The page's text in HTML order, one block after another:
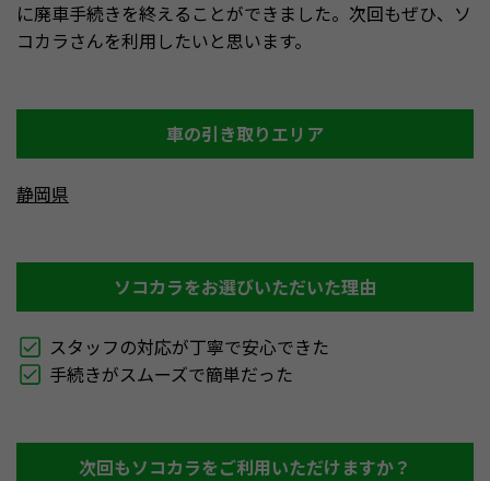
に廃車手続きを終えることができました。次回もぜひ、ソ
コカラさんを利用したいと思います。
車の引き取りエリア
静岡県
ソコカラをお選びいただいた理由
スタッフの対応が丁寧で安心できた
手続きがスムーズで簡単だった
次回もソコカラをご利用いただけますか？